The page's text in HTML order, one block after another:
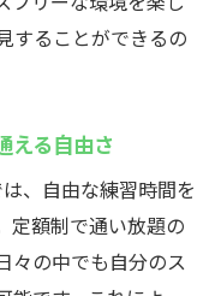
することができるの
える自由さ
、自由な練習時間を
定額制で通い放題の
々の中でも自分のス